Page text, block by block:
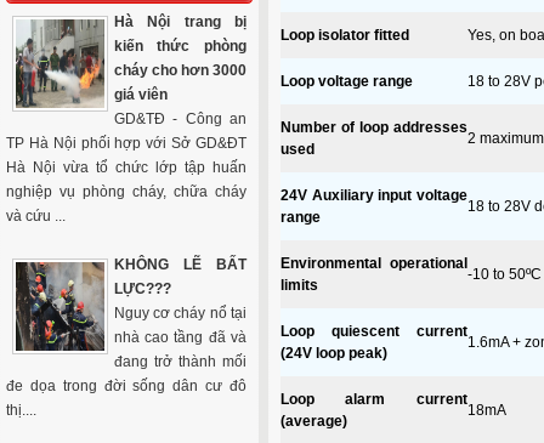
Hà Nội trang bị
kiến thức phòng
cháy cho hơn 3000
giá viên
GD&TĐ - Công an
TP Hà Nội phối hợp với Sở GD&ĐT
Hà Nội vừa tổ chức lớp tập huấn
nghiệp vụ phòng cháy, chữa cháy
và cứu ...
KHÔNG LẼ BẤT
LỰC???
Nguy cơ cháy nổ tại
nhà cao tầng đã và
đang trở thành mối
đe dọa trong đời sống dân cư đô
thị....
Loop isolator fitted Yes, on
Loop voltage range 18 to 28V
Number of loop addresses
used
2
24V Auxiliary input voltage
range
18 to 28V
Environmental operational
limits
-10 to
Loop quiescent current
(24V loop peak)
1.6mA +
Loop alarm current
(average)
18mA